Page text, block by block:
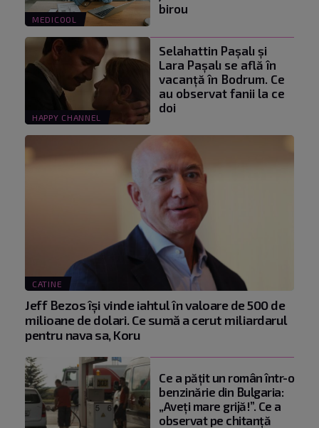
MEDICOOL
birou
HAPPY CHANNEL
Selahattin Paşalı și
Lara Paşalı se află în
vacanță în Bodrum. Ce
au observat fanii la ce
doi
CATINE
Jeff Bezos își vinde iahtul în valoare de 500 de
milioane de dolari. Ce sumă a cerut miliardarul
pentru nava sa, Koru
Ce a pățit un român într-o
benzinărie din Bulgaria:
„Aveți mare grijă!”. Ce a
observat pe chitanță